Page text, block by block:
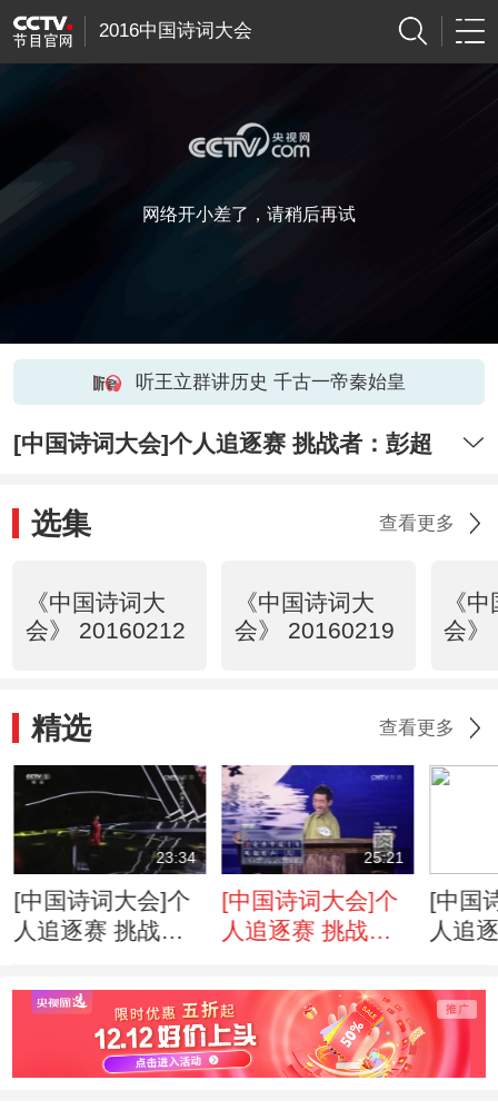
2016中国诗词大会
网络开小差了，请稍后再试
听王立群讲历史 千古一帝秦始皇
[中国诗词大会]个人追逐赛 挑战者：彭超
选集 查看更多
《中国诗词大
会》 20160212
《中国诗词大
会》 20160219
《
会》
精选 查看更多
23:34
[中国诗词大会]个
人追逐赛 挑战
25:21
[中国诗词大会]个
人追逐赛 挑战
[中国
人追